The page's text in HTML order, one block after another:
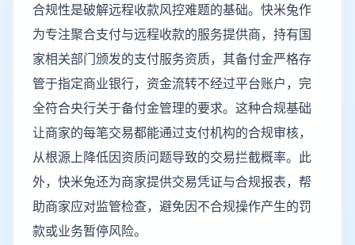
合规性是破解远程收款风控难题的基础。快米兔作
为专注聚合支付与远程收款的服务提供商，持有国
家相关部门颁发的支付服务资质，其备付金严格存
管于指定商业银行，资金流转不经过平台账户，完
全符合央行关于备付金管理的要求。这种合规基础
让商家的每笔交易都能通过支付机构的合规审核，
从根源上降低因资质问题导致的交易拦截概率。此
外，快米兔还为商家提供交易凭证与合规报表，帮
助商家应对监管检查，避免因不合规操作产生的罚
款或业务暂停风险。